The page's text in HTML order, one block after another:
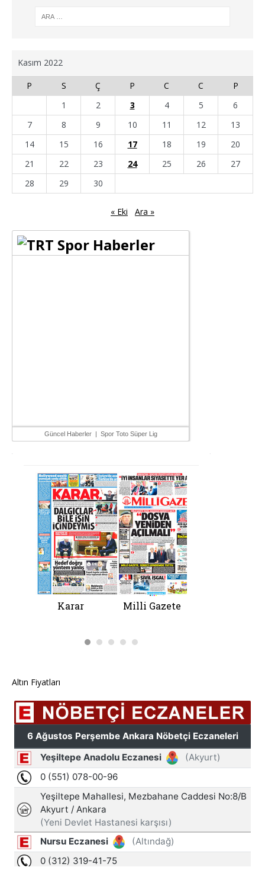
Kasım 2022
P S Ç P C C
P
1
2 3 4 5
6
7
8 9 10 11 12
13
14
15 16 17 18 19
20
21
22 23 24 25 26
27
28
29 30
« Eki Ara »
Güncel Haberler| Spor Toto Süper Lig
Altın Fiyatları